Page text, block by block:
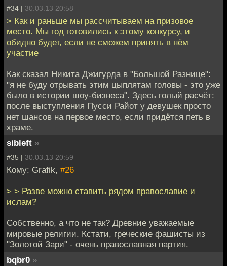
#34 | 30.03.13 20:58
> Как и раньше мы рассчитываем на призовое
место. Мы год готовились к этому конкурсу, и
обидно будет, если не сможем принять в нём
участие
Как сказал Никита Джигурда в "Большой Разнице":
"я не буду отрывать этим цыплятам головы - это уже
было в истории шоу-бизнеса". Здесь голый расчёт:
после выступления Пусси Райот у девушек просто
нет шансов на первое место, если придётся петь в
храме.
sibleft »
#35 | 30.03.13 20:59
Кому: Grafik, #26
> > Разве можно ставить рядом православие и
ислам?
Собственно, а что не так? Древние уважаемые
мировые религии. Кстати, греческие фашисты из
"Золотой Зари" - очень православная партия.
bqbr0 »